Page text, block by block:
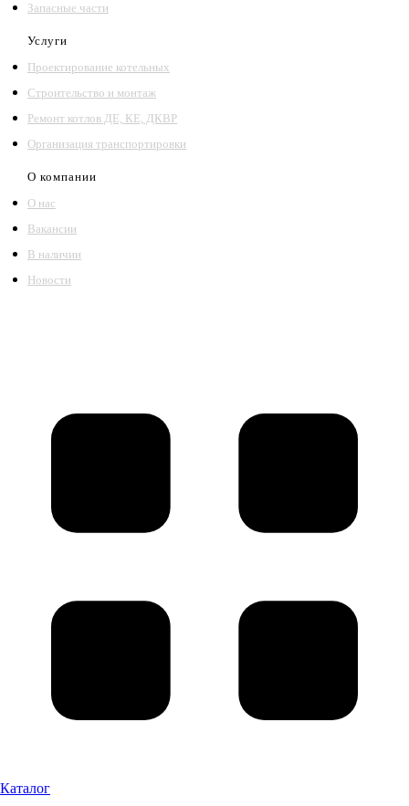
Запасные части
Услуги
Проектирование котельных
Строительство и монтаж
Ремонт котлов ДЕ, КЕ, ДКВР
Организация транспортировки
О компании
О нас
Вакансии
В наличии
Новости
Каталог